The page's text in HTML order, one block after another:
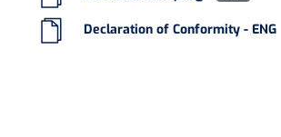
Declaration of Conformity - ENG